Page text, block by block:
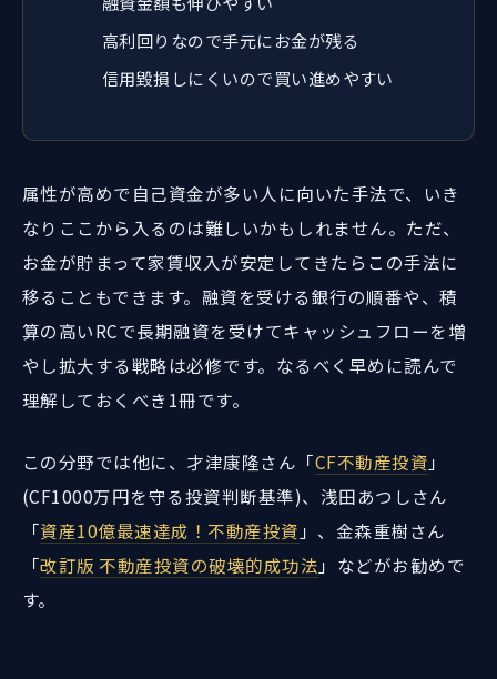
高利回りなので手元にお金が残る
信用毀損しにくいので買い進めやすい
属性が高めで自己資金が多い人に向いた手法で、いき
なりここから入るのは難しいかもしれません。ただ、
お金が貯まって家賃収入が安定してきたらこの手法に
移ることもできます。融資を受ける銀行の順番や、積
算の高いRCで長期融資を受けてキャッシュフローを増
やし拡大する戦略は必修です。なるべく早めに読んで
理解しておくべき1冊です。
この分野では他に、才津康隆さん「CF不動産投資 」
(CF1000万円を守る投資判断基準)、浅田あつしさん
「資産10億最速達成！不動産投資 」、金森重樹さん
「改訂版 不動産投資の破壊的成功法 」などがお勧めで
す。